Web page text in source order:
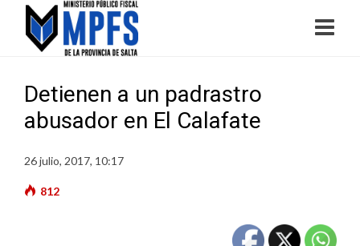
Detienen a un padrastro
abusador en El Calafate
26 julio, 2017, 10:17
812